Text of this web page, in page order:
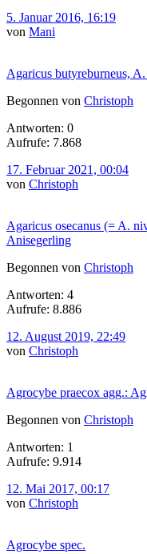
5. Januar 2016, 16:19
von Mani
Agaricus butyreburneus,
Begonnen von Christoph
Antworten: 0
Aufrufe: 7.868
17. Februar 2021, 00:04
von Christoph
Agaricus osecanus (= A.
Anisegerling
Begonnen von Christoph
Antworten: 4
Aufrufe: 8.886
12. August 2019, 22:49
von Christoph
Agrocybe praecox agg.:
Begonnen von Christoph
Antworten: 1
Aufrufe: 9.914
12. Mai 2017, 00:17
von Christoph
Agrocybe spec.